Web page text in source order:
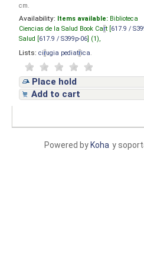
cm.
Availability: Items available: Biblioteca
Ciencias de la Salud Book Cart [ 617.9 /
Salud [ 617.9 / S399p-06 ] (1),
Lists: cirugia pediatrica
Place hold
Add to cart
y
Powered by Koha